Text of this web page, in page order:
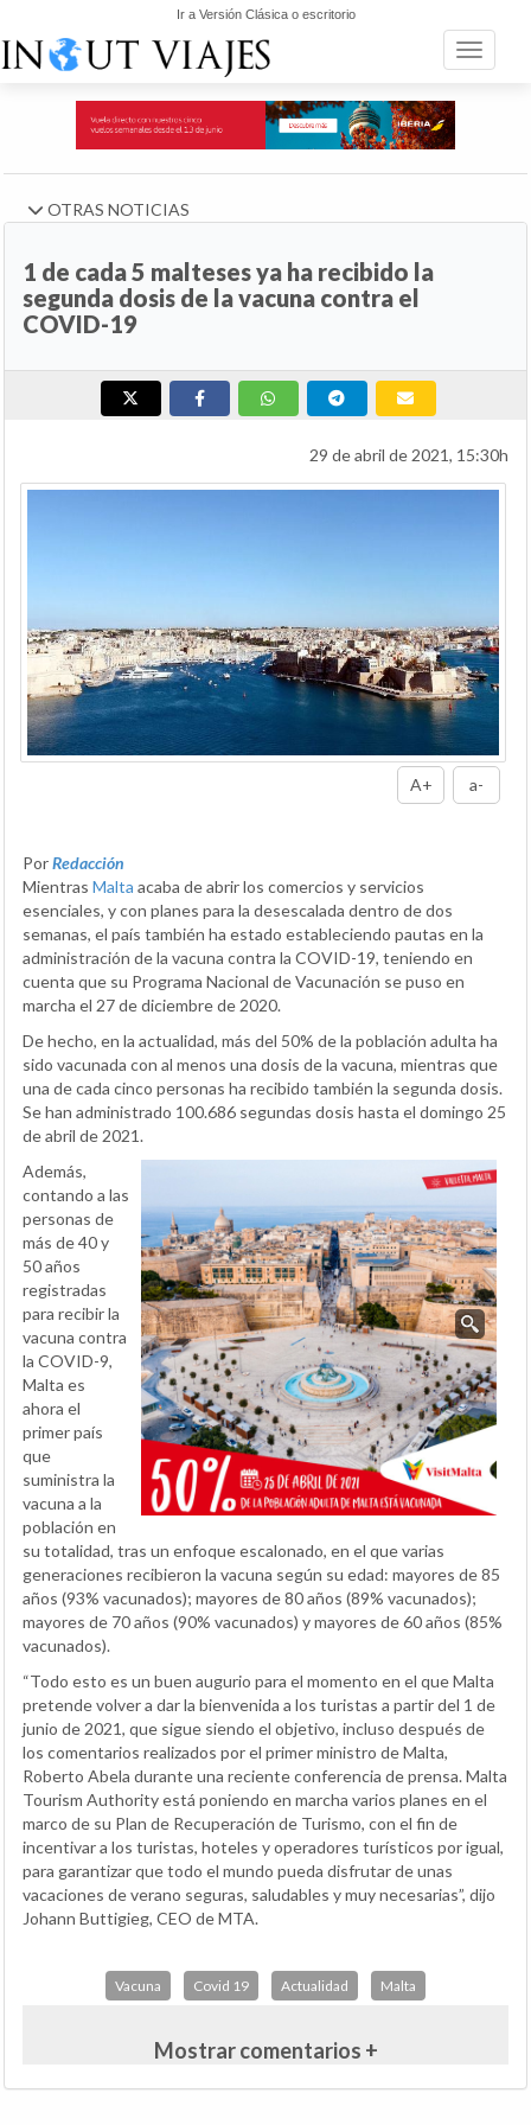
Ir a Versión Clásica o escritorio
Toggle
OTRAS NOTICIAS
1 de cada 5 malteses ya ha recibido la
segunda dosis de la vacuna contra el
COVID-19
29 de abril de 2021, 15:30h
A+ a-
PorRedacción
Mientras Malta acaba de abrir los comercios y servicios
esenciales, y con planes para la desescalada dentro de dos
semanas, el país también ha estado estableciendo pautas en la
administración de la vacuna contra la COVID-19, teniendo en
cuenta que su Programa Nacional de Vacunación se puso en
marcha el 27 de diciembre de 2020.
De hecho, en la actualidad, más del 50% de la población adulta ha
sido vacunada con al menos una dosis de la vacuna, mientras que
una de cada cinco personas ha recibido también la segunda dosis.
Se han administrado 100.686 segundas dosis hasta el domingo 25
de abril de 2021.
Además,
contando a las
personas de
más de 40 y
50 años
registradas
para recibir la
vacuna contra
la COVID-9,
Malta es
ahora el
primer país
que
suministra la
vacuna a la
población en
su totalidad, tras un enfoque escalonado, en el que varias
generaciones recibieron la vacuna según su edad: mayores de 85
años (93% vacunados); mayores de 80 años (89% vacunados);
mayores de 70 años (90% vacunados) y mayores de 60 años (85%
vacunados).
“Todo esto es un buen augurio para el momento en el que Malta
pretende volver a dar la bienvenida a los turistas a partir del 1 de
junio de 2021, que sigue siendo el objetivo, incluso después de
los comentarios realizados por el primer ministro de Malta,
Roberto Abela durante una reciente conferencia de prensa. Malta
Tourism Authority está poniendo en marcha varios planes en el
marco de su Plan de Recuperación de Turismo, con el fin de
incentivar a los turistas, hoteles y operadores turísticos por igual,
para garantizar que todo el mundo pueda disfrutar de unas
vacaciones de verano seguras, saludables y muy necesarias”, dijo
Johann Buttigieg, CEO de MTA.
Vacuna Covid 19 Actualidad Malta
Mostrar comentarios +